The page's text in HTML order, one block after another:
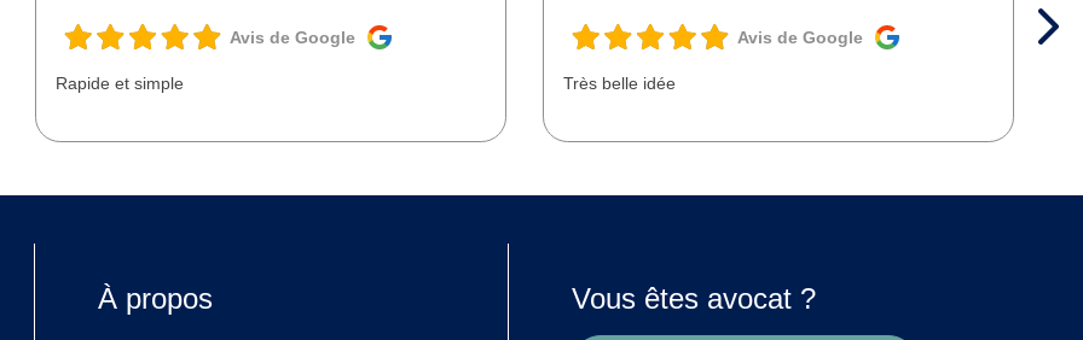
Avis de Google
Rapide et simple
Avis de Google
Très belle idée
À propos Vous êtes avocat ?